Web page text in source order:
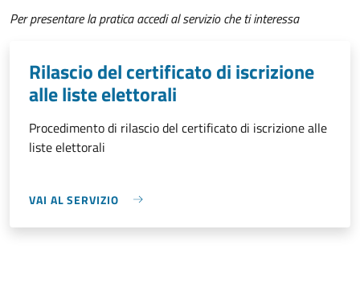
Per presentare la pratica accedi al servizio che ti interessa
Rilascio del certificato di iscrizione
alle liste elettorali
Procedimento di rilascio del certificato di iscrizione alle
liste elettorali
VAI AL SERVIZIO